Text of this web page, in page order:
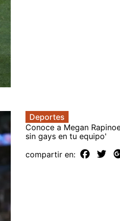
Deportes
Conoce a Megan
sin gays en tu equipo'
compartir en: